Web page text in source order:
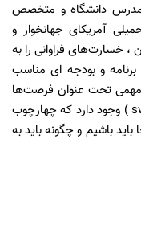
دانشگاه و متخصص
آمریکای جهانخوار و
، خسارت‌های فراوانی را به
و بودجه ای مناسب
مهمی تحت عنوان فرصت‌ها
و تهدیدها و بررسی نقاط قوت و ضعف ( swot ) وجود دارد که چهارچوب
باشیم و چگونه باید به